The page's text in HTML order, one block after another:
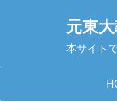
元東
本サイト